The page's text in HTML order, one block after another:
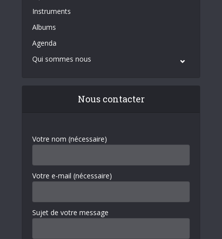
Instruments
Albums
Agenda
Qui sommes nous
Nous contacter
Votre nom (nécessaire)
Votre e-mail (nécessaire)
Sujet de votre message